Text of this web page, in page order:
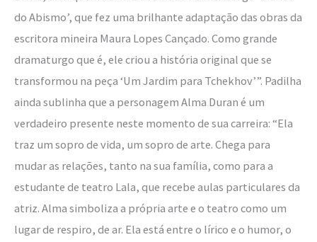
do Abismo’, que fez uma brilhante adaptação das obras da
escritora mineira Maura Lopes Cançado. Como grande
dramaturgo que é, ele criou a história original que se
transformou na peça ‘Um Jardim para Tchekhov’”. Padilha
ainda sublinha que a personagem Alma Duran é um
verdadeiro presente neste momento de sua carreira: “Ela
traz um sopro de vida, um sopro de arte. Chega para
mudar as relações, tanto na sua família, como para a
estudante de teatro Lala, que recebe aulas particulares da
atriz. Alma simboliza a própria arte e o teatro como um
lugar de respiro, de ar. Ela está entre o lírico e o humor, o